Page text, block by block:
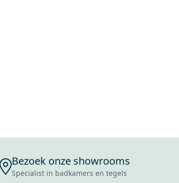
Bezoek onze showrooms
Specialist in badkamers en tegels